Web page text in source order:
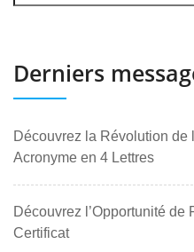
Derniers
Découvrez la Révolution de
Acronyme en 4 Lettres
Découvrez l’Opportunité de
Certificat